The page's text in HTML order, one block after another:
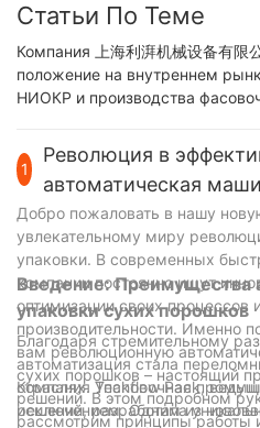
Статьи По Теме
Компания 上海利湃机械设备有
положение на внутреннем
НИОКР и производства
1
Революция в
автоматическая
порошков
Добро пожаловать в нашу
увлекательному миру
упаковки. В современных
компании постоянно ищут
оптимизации своих процессов
производительности. Именно
вам революционную
сухих порошков – настоящий
решений. В этом подробном
рассмотрим принципы работы
Введение: Преимущества
упаковки сухих порошков
Благодаря стремительному
автоматизация стала
отраслях. Упаковочная
исключением. Одним из
Компания Techflow Pack,
решений, разработала